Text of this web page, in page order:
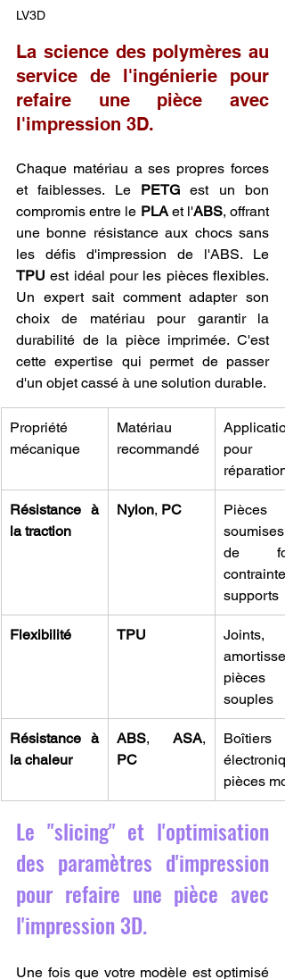
LV3D
La science des polymères au
service de l'ingénierie pour
refaire une pièce avec
l'impression 3D.
Chaque matériau a ses propres forces
et faiblesses. Le PETG est un bon
compromis entre le PLA et l'ABS, offrant
une bonne résistance aux chocs sans
TPU est idéal pour les pièces flexibles.
Un expert sait comment adapter son
choix de matériau pour garantir la
durabilité de la pièce imprimée. C'est
cette expertise qui permet de passer
d'un objet cassé à une solution durable.
Propriété
mécanique
Matériau
recommandé
pour
réparation
Résistance à
la traction
Nylon, PC
Pièces
de
supports
Flexibilité TPU
Joints,
pièces
souples
Résistance à
la chaleur
ABS, ASA
PC
Boîtiers
pièces
Le "slicing" et l'optimisation
des paramètres d'impression
pour refaire une pièce avec
l'impression 3D.
Une fois que votre modèle est optimisé